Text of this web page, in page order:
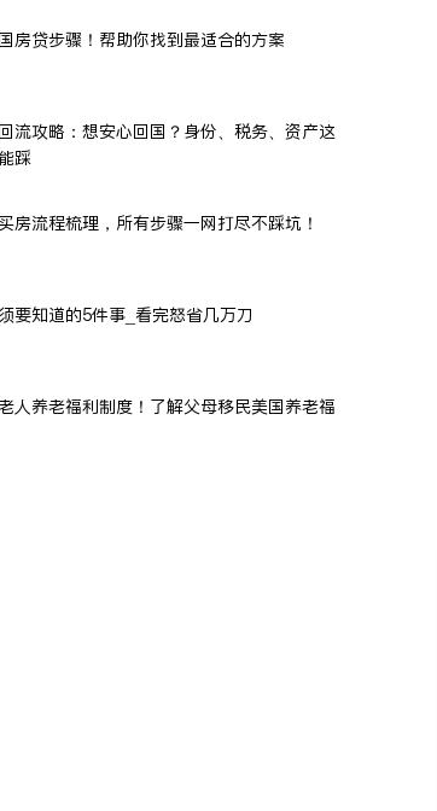
房贷步骤！帮助你找到最适合的方案
流攻略：想安心回国？身份、税务、资产这
踩
房流程梳理，所有步骤一网打尽不踩坑！
要知道的5件事_看完怒省几万刀
人养老福利制度！了解父母移民美国养老福